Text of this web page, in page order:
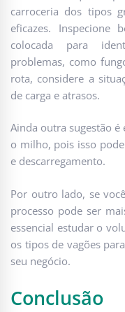
carroceria dos tipos
eficazes.
colocada para
problemas, como
rota, considere a
de carga e atrasos.
Ainda outra sugestão
o milho, pois isso
e descarregamento.
Por outro lado, se
processo pode ser
essencial estudar o
os tipos de vagões
seu negócio.
Conclusão